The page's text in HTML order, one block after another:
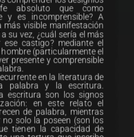
absoluto que como
y es incomprensible? A
visible manifestación
su vez, ¿cuál sería el más
castigo? mediante el
(particularmente el
presente y comprensible
en la literatura de
palabra y la escritura.
escritura son los signos
en este relato el
de palabra, mientras
solo la poseen (son los
tienen la capacidad de